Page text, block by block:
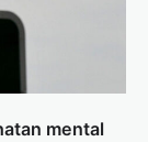
mental